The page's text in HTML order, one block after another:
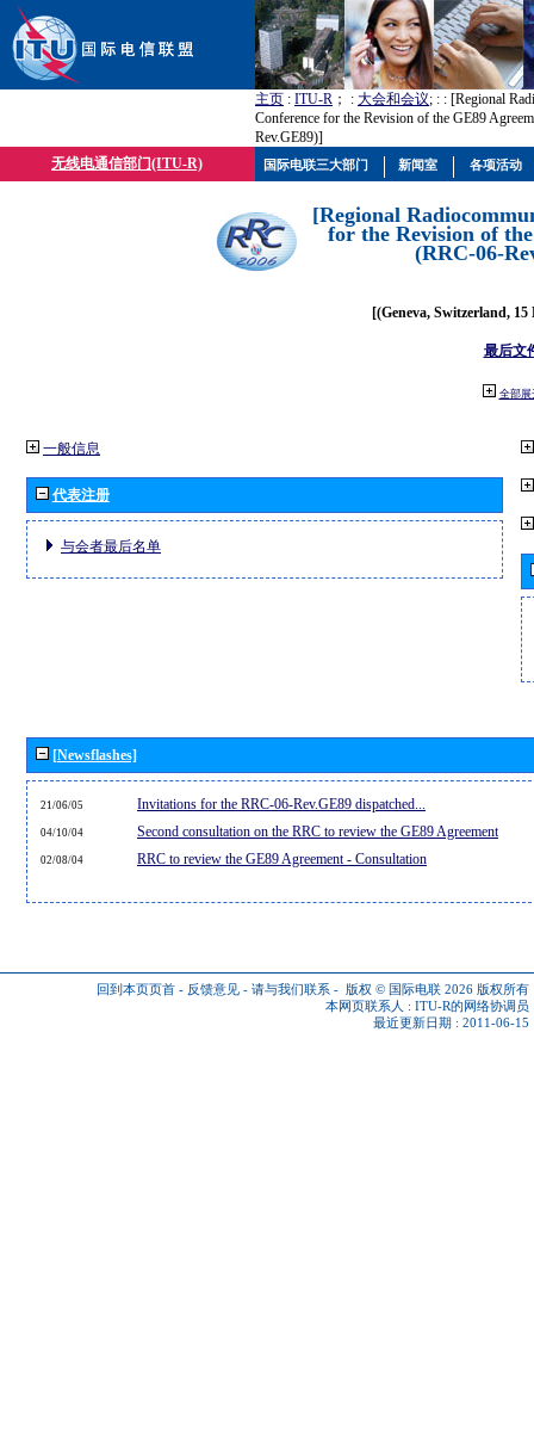
主页 : ITU-R ； : 大会和会议; : : [Regional
Conference for the Revision of the GE89
Rev.GE89)]
无线电通信部门(ITU-R)
[Regional
for the Revision of
(RRC-06-
[(Geneva, Switzerland, 15
最后文
全部展
一般信息
代表注册
与会者最后名单
[Newsflashes]
21/06/05 Invitations for the RRC-06-Rev.GE89 dispatched...
04/10/04 Second consultation on the RRC to review the GE89 Agreement
02/08/04 RRC to review the GE89 Agreement - Consultation
回到本页页首 - 反馈意见 - 请与我们联系 - 版权 © 国际电联 2026 版权所有
本网页联系人 : ITU-R的网络协调员
最近更新日期 : 2011-06-15
国际电联三大部门 新闻室 各项活动